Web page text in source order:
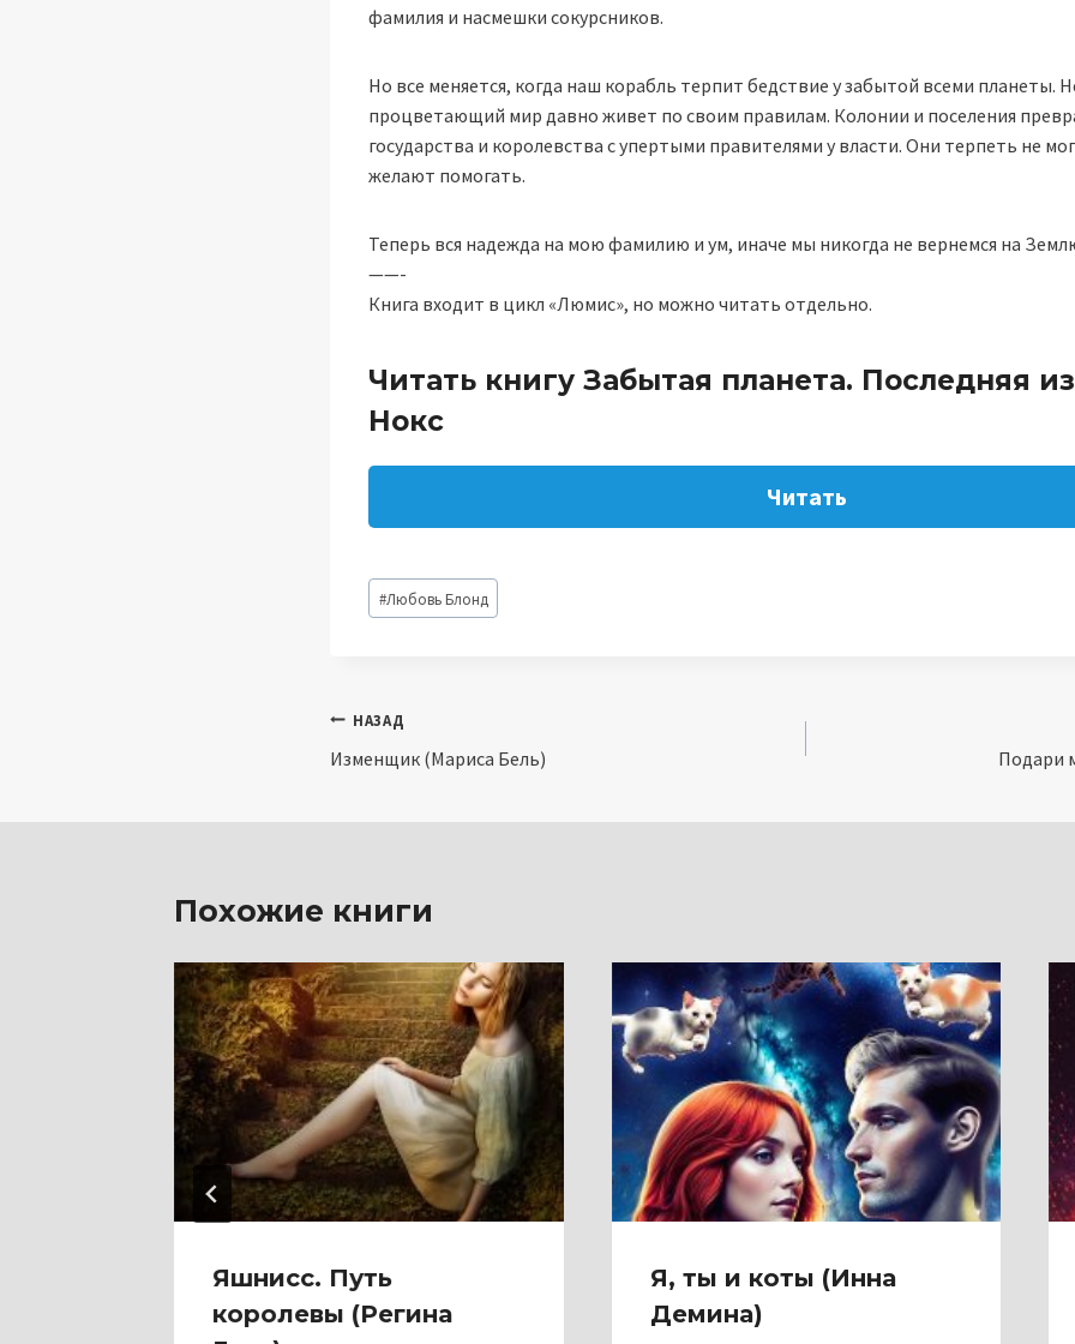
фамилия и насмешки сокурсников.
Но все меняется, когда наш корабль терпит бедствие у забытой всеми планеты.
процветающий мир давно живет по своим правилам. Колонии и поселения
государства и королевства с упертыми правителями у власти. Они терпеть не
желают помогать.
Теперь вся надежда на мою фамилию и ум, иначе мы никогда не вернемся на
——-
Книга входит в цикл «Люмис», но можно читать отдельно.
Читать книгу Забытая планета. Последняя
Нокс
Читать
Метки
записи:
#Любовь Блонд
Навигация
по
НАЗАД
Изменщик (Мариса Бель) Подари
Похожие книги
Яшнисс. Путь
королевы (Регина
Я, ты и коты (Инна
Демина)